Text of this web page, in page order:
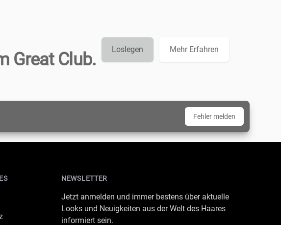
Great Club.
Loslegen Mehr Erfahren
Fehler melden
NEWSLETTER
Jetzt anmelden und immer bestens über aktuelle
Looks und Neuigkeiten aus der Welt des Haares
informiert sein.